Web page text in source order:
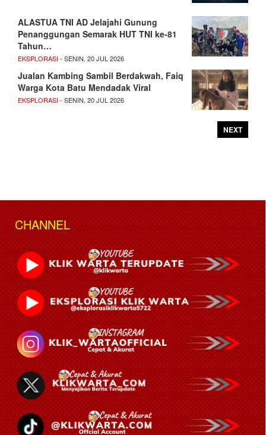
ALASTUA TNI AD Jelajahi Gunung
Penanggungan Semarak HUT TNI ke-81
Tahun…
EKSPLORASI- SENIN, 20 JUL 2026
Jualan Kambing Sambil Berdakwah, Faiq
Warga Kota Batu Mendadak Viral
EKSPLORASI- SENIN, 20 JUL 2026
NEXT
CHANNEL